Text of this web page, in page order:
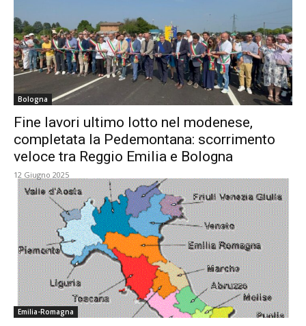
Bologna
Fine lavori ultimo lotto nel modenese,
completata la Pedemontana: scorrimento
veloce tra Reggio Emilia e Bologna
12 Giugno 2025
Emilia-Romagna